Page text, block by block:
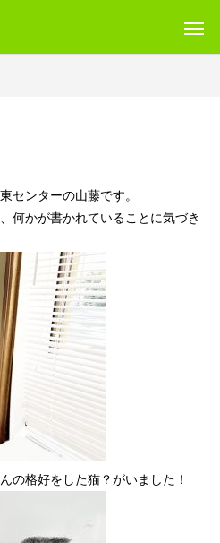
継続支援Ｂ型・ニコサービス城東センター
センターの山藤です。
何かが書かれていることに気づき
の格好をした猫？がいました！